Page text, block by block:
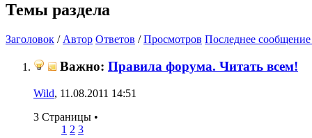
Темы раздела
Заголовок / Автор Ответов /Просмотров Последнее сообщение
Важно: Правила форума. Читать всем!
Wild, 11.08.2011 14:51
3 Страницы •
1 2 3